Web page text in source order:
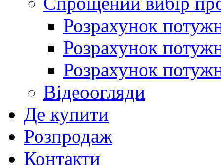
Розрахунок
Розрахунок
Розрахунок
Відеоогляди
Де купити
Розпродаж
Контакти